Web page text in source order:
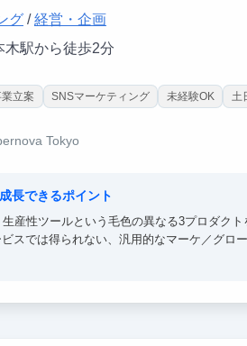
グ/経営・企画
木駅から徒歩2分
立案 SNSマーケティング 未経験OK 土
Tokyo
長できるポイント
産性ツールという毛色の異なる3プロダク
スでは得られない、汎用的なマーケ／グロ